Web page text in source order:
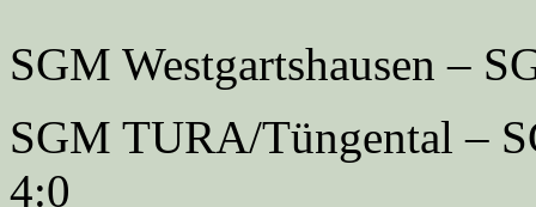
SGM
SGM TURA/
4:0